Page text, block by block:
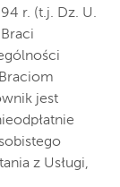
r. (t.j. Dz. U.
jest
z Usługi,